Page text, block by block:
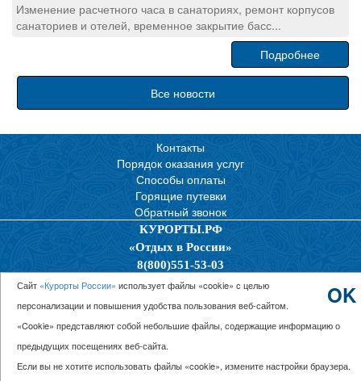
Изменение расчетного часа в санаториях, ремонт корпусов
санаториев и отелей, временное закрытие басс...
Подробнее
Все новости
Контакты
Порядок оказания услуг
Способы оплаты
Горящие путевки
Обратный звонок
КУРОРТЫ.РФ
«Отдых в России»
8(800)551-53-03
Политика конфиденциальности
© 2026 ООО “Единая Служба Бронирования”
OK
Сайт «Курорты России» использует файлы «cookie» с целью
персонализации и повышения удобства пользования веб-сайтом.
«Cookie» представляют собой небольшие файлы, содержащие информацию о
предыдущих посещениях веб-сайта.
Если вы не хотите использовать файлы «cookie», измените настройки браузера.